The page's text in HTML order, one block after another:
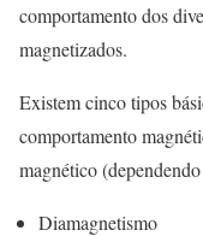
comportamento dos
magnetizados.
Existem cinco tipos
comportamento
magnético
Diamagnetismo